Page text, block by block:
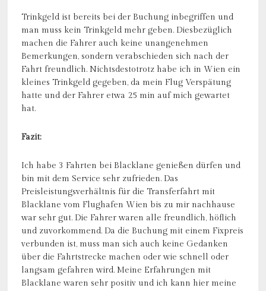
Trinkgeld ist bereits bei der Buchung inbegriffen und
man muss kein Trinkgeld mehr geben. Diesbezüglich
machen die Fahrer auch keine unangenehmen
Bemerkungen, sondern verabschieden sich nach der
Fahrt freundlich. Nichtsdestotrotz habe ich in Wien ein
kleines Trinkgeld gegeben, da mein Flug Verspätung
hatte und der Fahrer etwa 25 min auf mich gewartet
hat.
Fazit:
Ich habe 3 Fahrten bei Blacklane genießen dürfen und
bin mit dem Service sehr zufrieden. Das
Preisleistungsverhältnis für die Transferfahrt mit
Blacklane vom Flughafen Wien bis zu mir nachhause
war sehr gut. Die Fahrer waren alle freundlich, höflich
und zuvorkommend. Da die Buchung mit einem Fixpreis
verbunden ist, muss man sich auch keine Gedanken
über die Fahrtstrecke machen oder wie schnell oder
langsam gefahren wird. Meine Erfahrungen mit
Blacklane waren sehr positiv und ich kann hier meine